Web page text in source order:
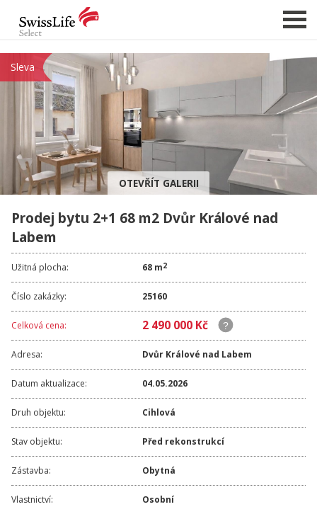
NABÍDKA NEMOVITOSTÍ
CHCI PRODAT / PRONAJMOUT
HLÍDAT NOVÉ NABÍDKY
CHCI OCENIT NEMOVITOST
O NÁS
REFERENCE
SLUŽBY
KARIÉRA
FINANCOVÁNÍ / HYPOTÉKA
KONTAKT
Sleva
OTEVŘÍT GALERII
Prodej bytu 2+1 68 m2 Dvůr Králové nad
Labem
Užitná plocha: 68 m2
Číslo zakázky: 25160
Celková cena: 2 490 000 Kč
Adresa: Dvůr Králové nad Labem
Datum aktualizace: 04.05.2026
Druh objektu: Cihlová
Stav objektu: Před rekonstrukcí
Zástavba: Obytná
Vlastnictví: Osobní